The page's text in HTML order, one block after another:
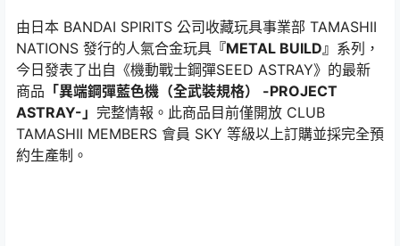
由日本 BANDAI SPIRITS 公司收藏玩具事業部 TAMASHII
NATIONS 發行的人氣合金玩具 『METAL BUILD』 系列，
今日發表了出自《機動戰士鋼彈SEED ASTRAY》的最新
商品 「異端鋼彈藍色機（全武裝規格） -PROJECT
ASTRAY-」 完整情報。此商品目前僅開放 CLUB
TAMASHII MEMBERS 會員 SKY 等級以上訂購並採完全預
約生產制。